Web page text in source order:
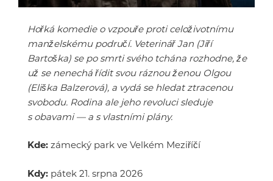
Hořká komedie o vzpouře proti celoživotnímu
manželskému područí. Veterinář Jan (Jiří
Bartoška) se po smrti svého tchána rozhodne, že
už se nenechá řídit svou ráznou ženou Olgou
(Eliška Balzerová), a vydá se hledat ztracenou
svobodu. Rodina ale jeho revoluci sleduje
s obavami — a s vlastními plány.
Kde: zámecký park ve Velkém Meziříčí
Kdy: pátek 21. srpna 2026